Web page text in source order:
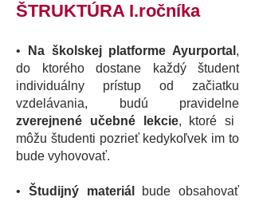
ŠTRUKTÚRA I.ročníka
• Na školskej platforme Ayurportal ,
do ktorého dostane každý študent
individuálny prístup od začiatku
vzdelávania, budú pravidelne
zverejnené učebné lekcie, ktoré si
môžu študenti pozrieť kedykoľvek im to
bude vyhovovať.
• Študijný materiál
bude obsahovať